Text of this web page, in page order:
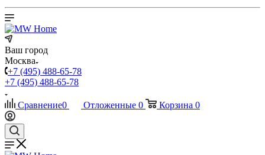
Ваш город
Москва
+7 (495) 488-65-78
+7 (495) 488-65-78
Сравнение0 Отложенные 0 Корзина 0